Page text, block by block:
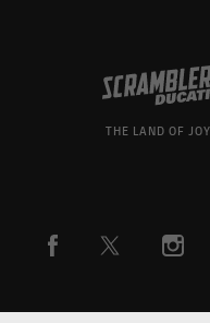
THE LAND OF JOY